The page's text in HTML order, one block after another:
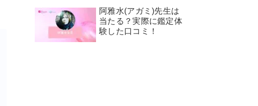
レポ】
阿雅水(アガミ)先生は
当たる？実際に鑑定体
験した口コミ！